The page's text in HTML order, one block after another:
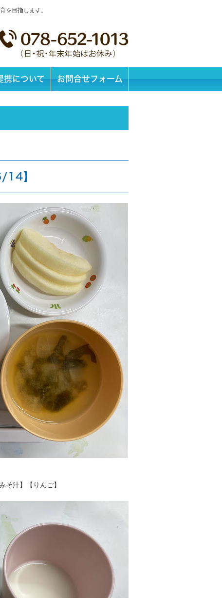
を目指します。
携について お問合せフォーム
14】
そ汁】【りんご】